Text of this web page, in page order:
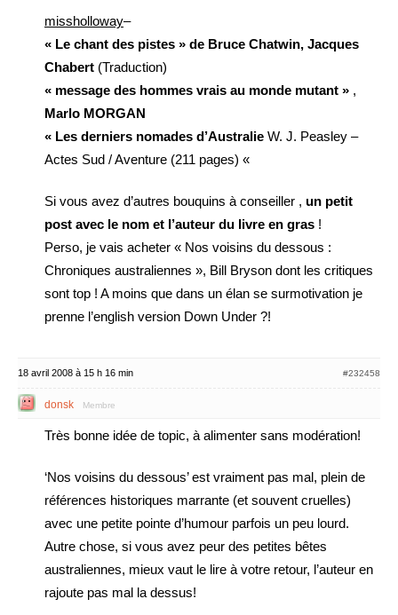
missholloway–
« Le chant des pistes » de Bruce Chatwin, Jacques
Chabert (Traduction)
« message des hommes vrais au monde mutant » ,
Marlo MORGAN
« Les derniers nomades d’Australie W. J. Peasley –
Actes Sud / Aventure (211 pages) «
Si vous avez d’autres bouquins à conseiller , un petit
post avec le nom et l’auteur du livre en gras !
Perso, je vais acheter « Nos voisins du dessous :
Chroniques australiennes », Bill Bryson dont les critiques
sont top ! A moins que dans un élan se surmotivation je
prenne l’english version Down Under ?!
18 avril 2008 à 15 h 16 min #232458
donsk Membre
Très bonne idée de topic, à alimenter sans modération!
‘Nos voisins du dessous’ est vraiment pas mal, plein de
références historiques marrante (et souvent cruelles)
avec une petite pointe d’humour parfois un peu lourd.
Autre chose, si vous avez peur des petites bêtes
australiennes, mieux vaut le lire à votre retour, l’auteur en
rajoute pas mal la dessus!